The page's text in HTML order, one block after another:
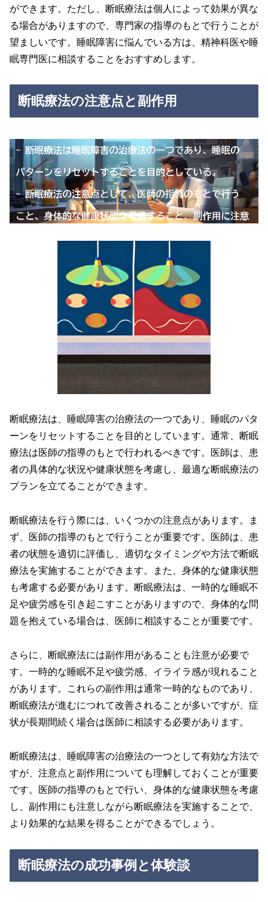
ができます。ただし、断眠療法は個人によって効果が異な
る場合がありますので、専門家の指導のもとで行うことが
望ましいです。睡眠障害に悩んでいる方は、精神科医や睡
眠専門医に相談することをおすすめします。
断眠療法の注意点と副作用
断眠療法は、睡眠障害の治療法の一つであり、睡眠のパタ
ーンをリセットすることを目的としています。通常、断眠
療法は医師の指導のもとで行われるべきです。医師は、患
者の具体的な状況や健康状態を考慮し、最適な断眠療法の
プランを立てることができます。
断眠療法を行う際には、いくつかの注意点があります。ま
ず、医師の指導のもとで行うことが重要です。医師は、患
者の状態を適切に評価し、適切なタイミングや方法で断眠
療法を実施することができます。また、身体的な健康状態
も考慮する必要があります。断眠療法は、一時的な睡眠不
足や疲労感を引き起こすことがありますので、身体的な問
題を抱えている場合は、医師に相談することが重要です。
さらに、断眠療法には副作用があることも注意が必要で
す。一時的な睡眠不足や疲労感、イライラ感が現れること
があります。これらの副作用は通常一時的なものであり、
断眠療法が進むにつれて改善されることが多いですが、症
状が長期間続く場合は医師に相談する必要があります。
断眠療法は、睡眠障害の治療法の一つとして有効な方法で
すが、注意点と副作用についても理解しておくことが重要
です。医師の指導のもとで行い、身体的な健康状態を考慮
し、副作用にも注意しながら断眠療法を実施することで、
より効果的な結果を得ることができるでしょう。
断眠療法の成功事例と体験談